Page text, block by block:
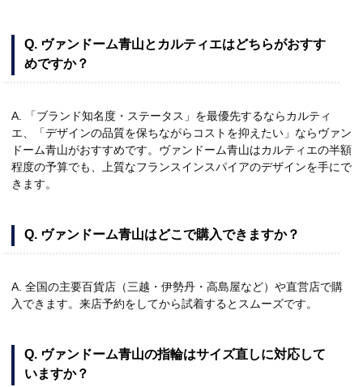
Q. ヴァンドーム青山とカルティエはどちらがおすす
めですか？
A. 「ブランド知名度・ステータス」を最優先するならカルティ
エ、「デザインの品質を保ちながらコストを抑えたい」ならヴァン
ドーム青山がおすすめです。ヴァンドーム青山はカルティエの半額
程度の予算でも、上質なフランスインスパイアのデザインを手にで
きます。
Q. ヴァンドーム青山はどこで購入できますか？
A. 全国の主要百貨店（三越・伊勢丹・高島屋など）や直営店で購
入できます。来店予約をしてから試着するとスムーズです。
Q. ヴァンドーム青山の指輪はサイズ直しに対応して
いますか？